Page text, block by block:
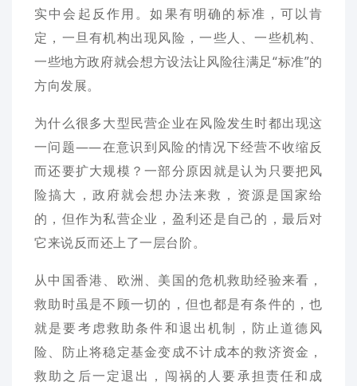
实中会起反作用。如果有明确的标准，可以肯
定，一旦有机构出现风险，一些人、一些机构、
一些地方政府就会想方设法让风险往满足“标准”的
方向发展。
为什么很多大型民营企业在风险发生时都出现这
一问题——在意识到风险的情况下经营不收缩反
而还要扩大规模？一部分原因就是认为只要把风
险搞大，政府就会想办法来救，资源是国家给
的，但作为私营企业，盈利还是自己的，最后对
它来说反而还上了一层台阶。
从中国香港、欧洲、美国的危机救助经验来看，
救助时虽是不顾一切的，但也都是有条件的，也
就是要考虑救助条件和退出机制，防止道德风
险、防止将稳定基金变成不计成本的救济资金，
救助之后一定退出，闯祸的人要承担责任和成